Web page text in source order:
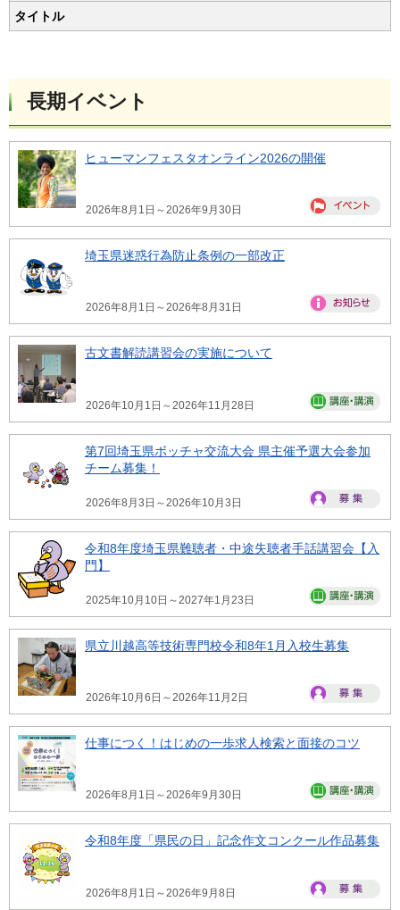
タイトル
長期イベント
ヒューマンフェスタオンライン2026の開催
2026年8月1日～2026年9月30日
埼玉県迷惑行為防止条例の一部改正
2026年8月1日～2026年8月31日
古文書解読講習会の実施について
2026年10月1日～2026年11月28日
第7回埼玉県ボッチャ交流大会 県主催予選大会参加
チーム募集！
2026年8月3日～2026年10月3日
令和8年度埼玉県難聴者・中途失聴者手話講習会【入
門】
2025年10月10日～2027年1月23日
県立川越高等技術専門校令和8年1月入校生募集
2026年10月6日～2026年11月2日
仕事につく！はじめの一歩求人検索と面接のコツ
2026年8月1日～2026年9月30日
令和8年度「県民の日」記念作文コンクール作品募集
2026年8月1日～2026年9月8日